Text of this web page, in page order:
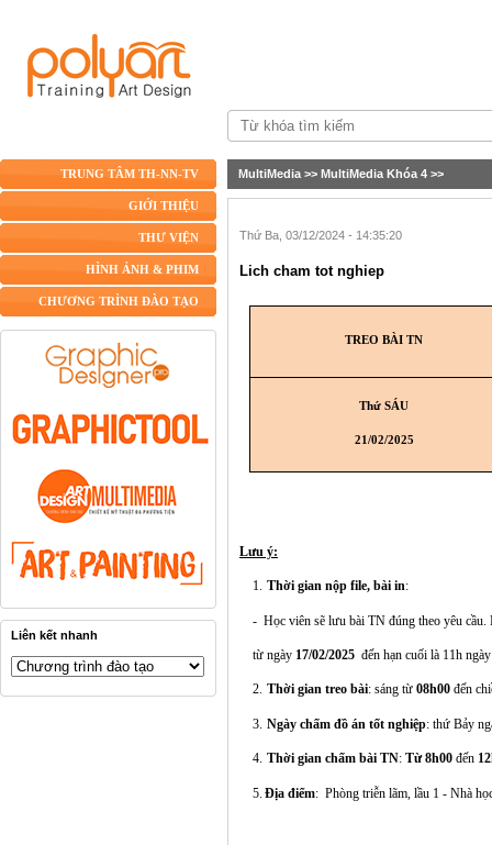
TRUNG TÂM TH-NN-TV
GIỚI THIỆU
THƯ VIỆN
HÌNH ẢNH & PHIM
CHƯƠNG TRÌNH ĐÀO TẠO
Liên kết nhanh
MultiMedia >> MultiMedia Khóa 4 >>
Thứ Ba, 03/12/2024 - 14:35:20
Lich cham tot nghiep
TREO BÀI TN
Thứ SÁU
21/02/2025
Lưu ý:
1. Thời gian nộp file, bài in:
- Học viên sẽ lưu bài TN đúng theo yêu
từ ngày 17/02/2025 đến hạn cuối là 11h
2. Thời gian treo bài: sáng từ 08h00 đến
3. Ngày chấm đồ án tốt nghiệp: thứ Bảy
4. Thời gian chấm bài TN: Từ 8h00 đến
5. Địa điểm: Phòng triễn lãm, lầu 1 - Nhà